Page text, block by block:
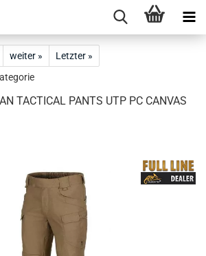
weiter »
Letzter »
TACTICAL PANTS UTP PC CANVAS